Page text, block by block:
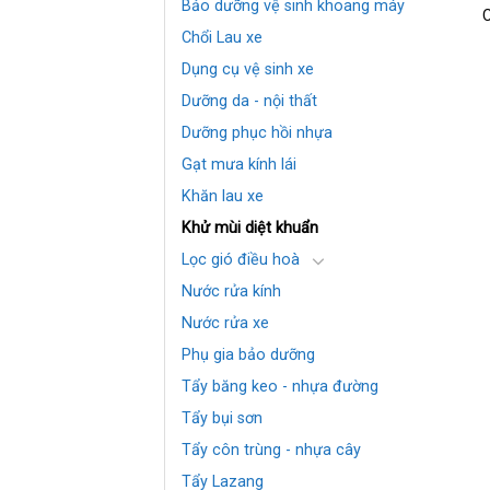
Bảo dưỡng vệ sinh khoang máy
Chổi Lau xe
Dụng cụ vệ sinh xe
Dưỡng da - nội thất
Dưỡng phục hồi nhựa
Gạt mưa kính lái
Khăn lau xe
Khử mùi diệt khuẩn
Lọc gió điều hoà
Nước rửa kính
Nước rửa xe
Phụ gia bảo dưỡng
Tẩy băng keo - nhựa đường
Tẩy bụi sơn
Tẩy côn trùng - nhựa cây
Tẩy Lazang